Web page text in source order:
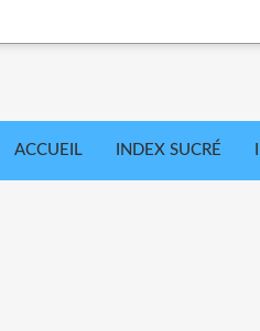
ACCUEIL INDEX SUCRÉ